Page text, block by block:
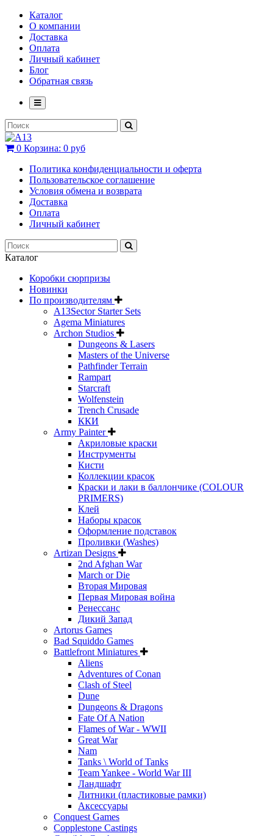
Каталог
О компании
Доставка
Оплата
Личный кабинет
Блог
Обратная связь
0 Корзина: 0 руб
Политика конфиденциальности и оферта
Пользовательское соглашение
Условия обмена и возврата
Доставка
Оплата
Личный кабинет
Каталог
Коробки сюрпризы
Новинки
По производителям
A13Sector Starter Sets
Agema Miniatures
Archon Studios
Dungeons & Lasers
Masters of the Universe
Pathfinder Terrain
Rampart
Starcraft
Wolfenstein
Trench Crusade
ККИ
Army Painter
Акриловые краски
Инструменты
Кисти
Коллекции красок
Краски и лаки в баллончике (COLOUR
PRIMERS)
Клей
Наборы красок
Оформление подставок
Проливки (Washes)
Artizan Designs
2nd Afghan War
March or Die
Вторая Мировая
Первая Мировая война
Ренессанс
Дикий Запад
Artorus Games
Bad Squiddo Games
Battlefront Miniatures
Aliens
Adventures of Conan
Clash of Steel
Dune
Dungeons & Dragons
Fate Of A Nation
Flames of War - WWII
Great War
Nam
Tanks \ World of Tanks
Team Yankee - World War III
Ландшафт
Литники (пластиковые рамки)
Аксессуары
Conquest Games
Copplestone Castings